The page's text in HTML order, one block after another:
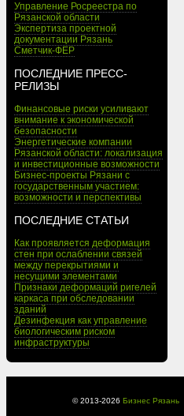
Управление Росреестра по
Рязанской области
Экспертиза проектной
документации Рязань
Сметчик-ФЕР
ПОСЛЕДНИЕ ПРЕСС-
РЕЛИЗЫ
Финансовые риски усиливают
внимание к экономической
безопасности
Энергетические компании
Рязанской области: локализация
и инвестиционные возможности
Бизнес-проекты Рязани с
государственным участием:
возможности и перспективы
ПОСЛЕДНИЕ СТАТЬИ
Как проявляется деформация
стен при ослаблении связей
между перекрытиями и
несущими элементами
Признаки деформаций ригелей
каркаса при обследовании
зданий
Дезинфекция как управление
биологическим риском
инфраструктуры
© 2013-2026 Бизнес Рязань